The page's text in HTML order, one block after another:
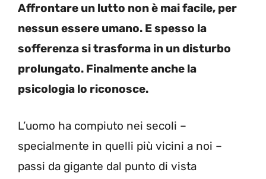
Affrontare un lutto non è mai facile, per
nessun essere umano. E spesso la
sofferenza si trasforma in un disturbo
prolungato. Finalmente anche la
psicologia lo riconosce.
L’uomo ha compiuto nei secoli –
specialmente in quelli più vicini a noi –
passi da gigante dal punto di vista